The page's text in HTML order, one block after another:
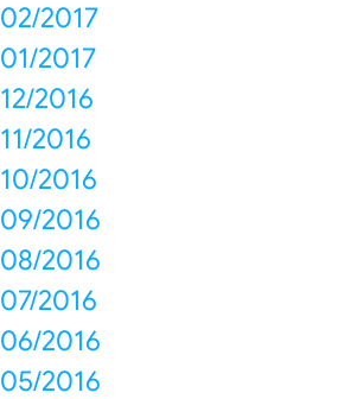
02/2017
01/2017
12/2016
11/2016
10/2016
09/2016
08/2016
07/2016
06/2016
05/2016